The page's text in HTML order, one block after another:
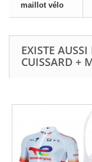
maillot vélo
EXISTE
CUISSARD +